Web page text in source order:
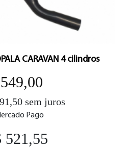
CARAVAN 4 cilindros
sem juros
Pago
521,55